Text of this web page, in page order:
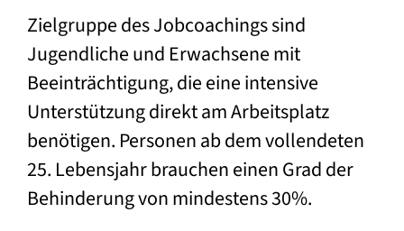
Zielgruppe des Jobcoachings sind
Jugendliche und Erwachsene mit
Beeinträchtigung, die eine intensive
Unterstützung direkt am Arbeitsplatz
benötigen. Personen ab dem vollendeten
25. Lebensjahr brauchen einen Grad der
Behinderung von mindestens 30%.